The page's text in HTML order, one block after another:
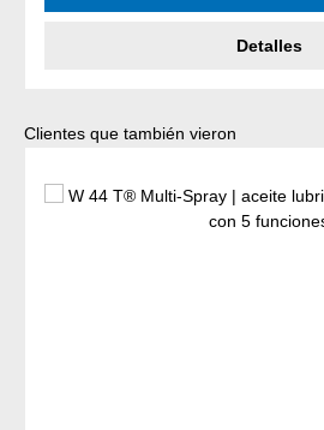
Detalles
Omitir la galería de productos
Clientes que también vieron